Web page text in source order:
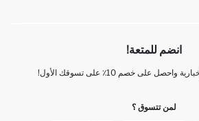
انضم للمتعة!
على خصم 10٪ على تسوقك الأول!
لمن تتسوق ؟